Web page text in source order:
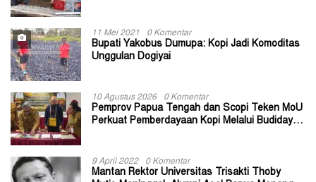
11 Mei 2021 0 Komentar
Bupati Yakobus Dumupa: Kopi Jadi Komoditas
Unggulan Dogiyai
10 Agustus 2026 0 Komentar
Pemprov Papua Tengah dan Scopi Teken MoU
Perkuat Pemberdayaan Kopi Melalui Budidaya
9 April 2022 0 Komentar
Mantan Rektor Universitas Trisakti Thoby